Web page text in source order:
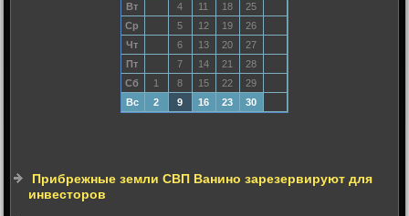
Вт
4 11 18
25
Ср
5 12 19
26
Чт
6 13 20
27
Пт
7 14 21
28
Сб
1 8 15 22
29
Вс
2 9 16 23 30
Прибрежные земли СВП Ванино зарезервируют для
инвесторов